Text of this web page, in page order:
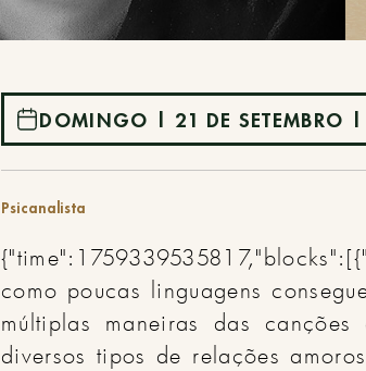
DOMINGO | 21 DE SETEMBRO
Psicanalista
como poucas linguagens
múltiplas maneiras das
diversos tipos de relações